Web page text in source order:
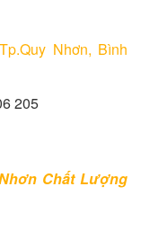
Nhơn, Bình
205
Chất Lượng